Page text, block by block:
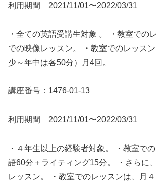
利用期間 2021/11/01〜2022/03/31
・全ての英語受講生対象 。 ・教室での
での映像レッスン。 ・教室でのレッス
少～年中は各50分）月4回。
講座番号：1476-01-13
利用期間 2021/11/01〜2022/03/31
・４年生以上の経験者対象。 ・教室で
語60分＋ライティング15分。 ・さらに
レッスン。 ・教室でのレッスンは、月４